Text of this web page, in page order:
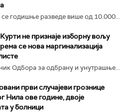
годишње разведе више од 10.000...
не признаје изборну вољу
се нова маргинализација
Одбора за одбрану и унутрашње...
први случајеви грознице
Нила ове године, двоје
у болници